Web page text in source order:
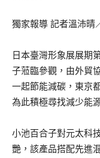
獨家報導 記者溫沛晴
日本臺灣形象展展期
子蒞臨參觀，由外貿
一起節能減碳，東京
為此積極尋找減少能
小池百合子對元太科
艷，該產品搭配先進